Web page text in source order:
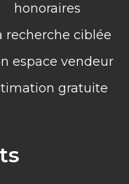
honoraires
recherche ciblée
espace vendeur
gratuite